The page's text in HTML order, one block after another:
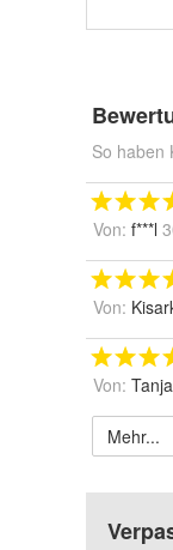
So haben
Von: f***l
Von:
Von:
Mehr...